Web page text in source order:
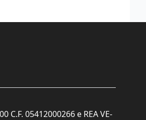
C.F. 05412000266 e REA VE-